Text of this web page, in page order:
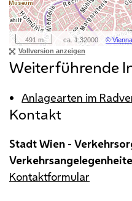
Weiterführende
Anlagearten im
Kontakt
Stadt Wien -
Kontaktformular